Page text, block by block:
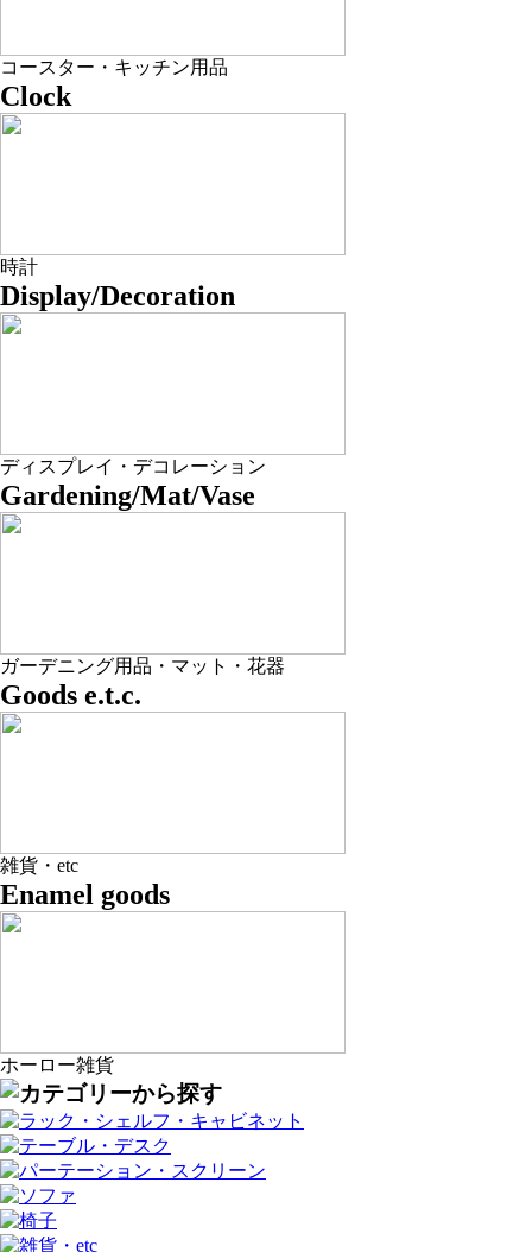
コースター・キッチン用品
Clock
時計
Display/Decoration
ディスプレイ・デコレーション
Gardening/Mat/Vase
ガーデニング用品・マット・花器
Goods e.t.c.
雑貨・etc
Enamel goods
ホーロー雑貨